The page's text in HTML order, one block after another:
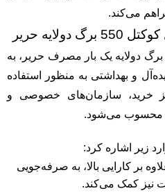
می‌کند.
حریر
از دستمال کوکتل 550 برگ دولایه یک بار مصرف حریر، به
و بهداشتی به منظور استفاده
خرید، سازمان‌های خصوصی و
محسوب می‌شود.
زیر اشاره کرد:
بر کارایی بالا، به صرفه‌جویی
نیز کمک می‌کند.